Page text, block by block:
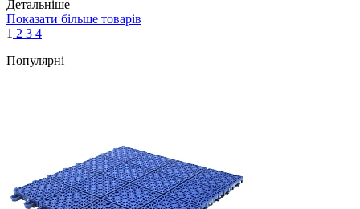
Детальніше
Показати більше товарів
1 2 3 4
Популярні